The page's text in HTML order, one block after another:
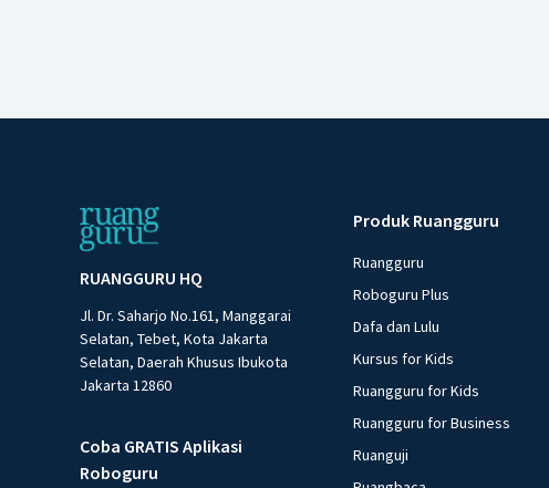
RUANGGURU HQ
Jl. Dr. Saharjo No.161, Manggarai
Selatan, Tebet, Kota Jakarta
Selatan, Daerah Khusus Ibukota
Jakarta 12860
Coba GRATIS Aplikasi
Roboguru
Produk Ruangguru
Ruangguru
Roboguru Plus
Dafa dan Lulu
Kursus for Kids
Ruangguru for Kids
Ruangguru for Business
Ruanguji